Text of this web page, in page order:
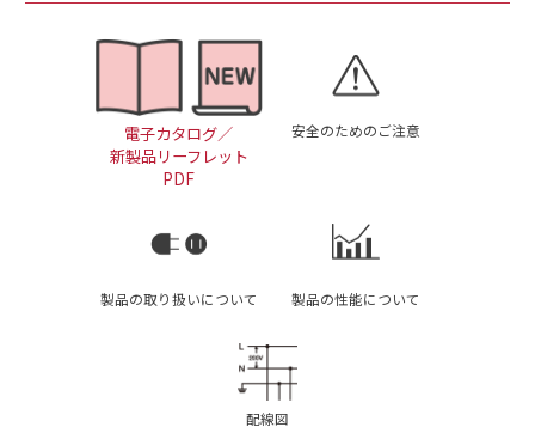
電子カタログ／
新製品リーフレット
PDF
安全のためのご注意
製品の取り扱いについて 製品の性能について
配線図